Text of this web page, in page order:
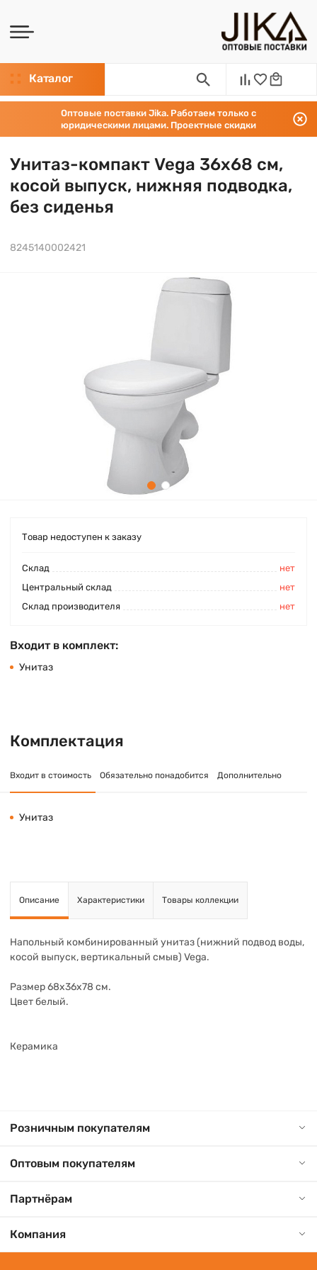
Каталог
Оптовые поставки Jika. Работаем только с
юридическими лицами. Проектные скидки
Унитаз-компакт Vega 36х68 см,
косой выпуск, нижняя подводка,
без сиденья
8245140002421
Товар недоступен к заказу
Cклад
нет
Центральный склад
нет
Склад производителя
нет
Входит в комплект:
Унитаз
Комплектация
Входит в стоимость Обязательно понадобится Дополнительно
Унитаз
Описание Характеристики Товары коллекции
Напольный комбинированный унитаз (нижний подвод воды,
косой выпуск, вертикальный смыв) Vega.
Размер 68x36x78 см.
Цвет белый.
Керамика
Розничным покупателям
Оптовым покупателям
Партнёрам
Компания